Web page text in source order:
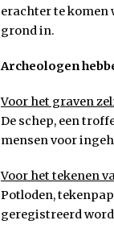
erachter te komen
grond in.
Archeologen
Voor het graven
De schep, een
mensen voor
Voor het tekenen
Potloden,
geregistreerd